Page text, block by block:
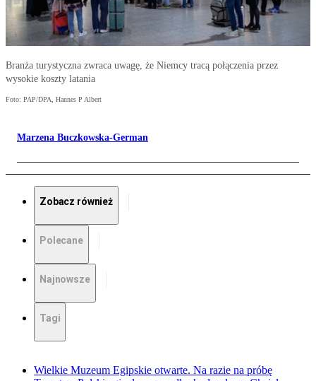
Branża turystyczna zwraca uwagę, że Niemcy tracą połączenia przez
wysokie koszty latania
Foto: PAP/DPA, Hannes P Albert
Marzena Buczkowska-German
Zobacz również
Polecane
Najnowsze
Tagi
Wielkie Muzeum Egipskie otwarte. Na razie na próbę